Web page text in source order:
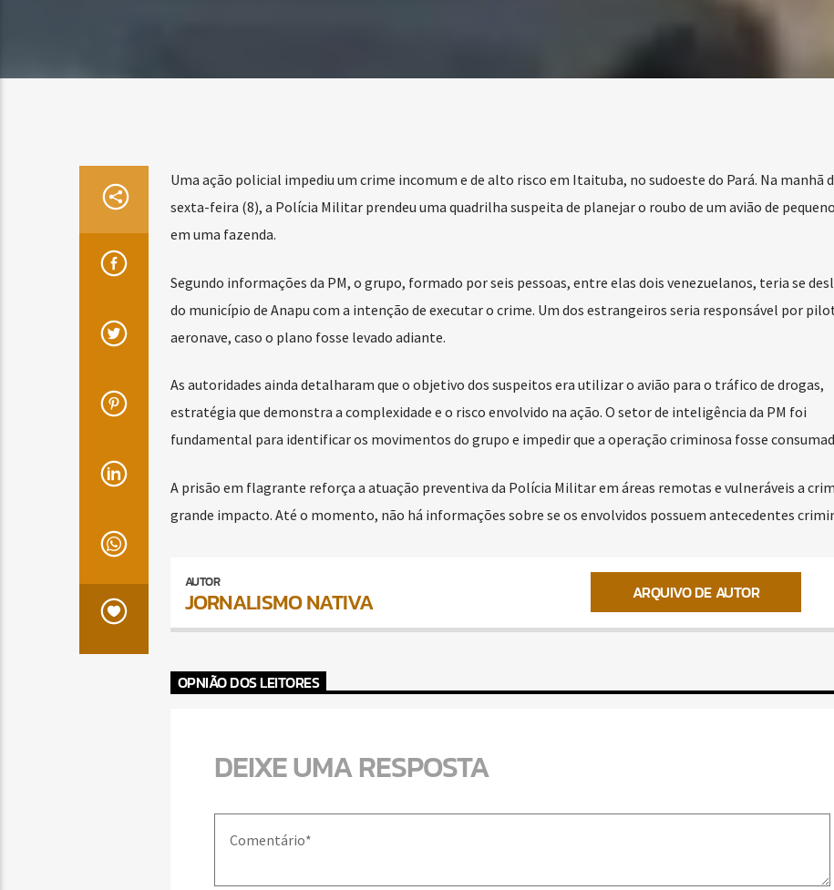
Uma ação policial impediu um crime incomum e de alto risco em Itaituba, no sudoeste do Pará. Na manhã
sexta-feira (8), a Polícia Militar prendeu uma quadrilha suspeita de planejar o roubo de um avião de
em uma fazenda.
Segundo informações da PM, o grupo, formado por seis pessoas, entre elas dois venezuelanos, teria se
do município de Anapu com a intenção de executar o crime. Um dos estrangeiros seria responsável por
aeronave, caso o plano fosse levado adiante.
As autoridades ainda detalharam que o objetivo dos suspeitos era utilizar o avião para o tráfico de drogas,
estratégia que demonstra a complexidade e o risco envolvido na ação. O setor de inteligência da PM foi
fundamental para identificar os movimentos do grupo e impedir que a operação criminosa fosse
A prisão em flagrante reforça a atuação preventiva da Polícia Militar em áreas remotas e vulneráveis a
grande impacto. Até o momento, não há informações sobre se os envolvidos possuem antecedentes
AUTOR
JORNALISMO NATIVA ARQUIVO DE AUTOR
OPNIÃO DOS LEITORES
DEIXE UMA RESPOSTA